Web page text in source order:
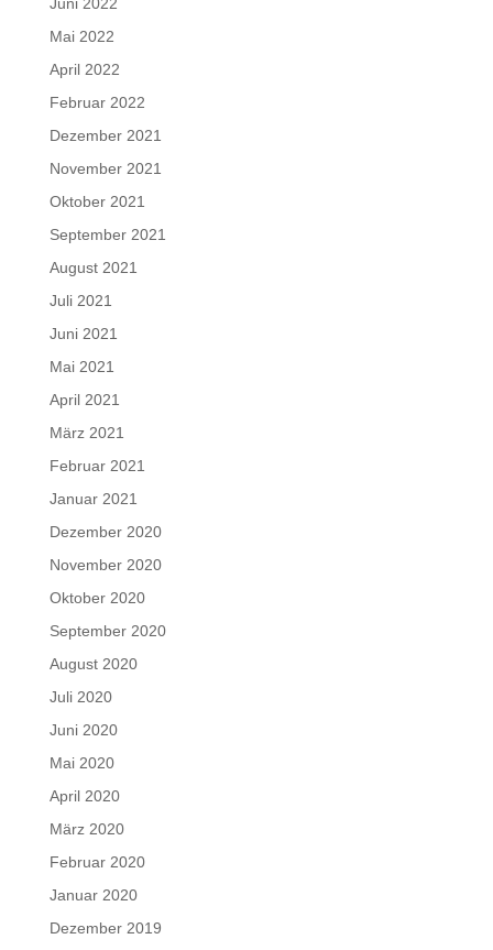
Mai 2022
April 2022
Februar 2022
Dezember 2021
November 2021
Oktober 2021
September 2021
August 2021
Juli 2021
Juni 2021
Mai 2021
April 2021
März 2021
Februar 2021
Januar 2021
Dezember 2020
November 2020
Oktober 2020
September 2020
August 2020
Juli 2020
Juni 2020
Mai 2020
April 2020
März 2020
Februar 2020
Januar 2020
Dezember 2019